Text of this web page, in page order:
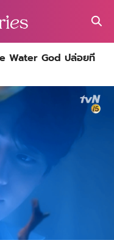
Water God ปล่อยที